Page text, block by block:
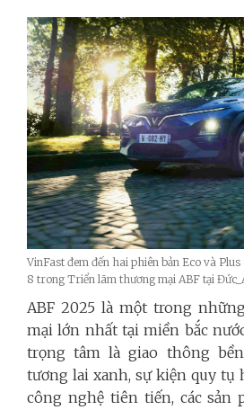
VinFast đem đến hai phiên bản Eco và
8 trong Triển lãm thương mại ABF tại
ABF 2025 là một trong
mại lớn nhất tại miền bắc
trọng tâm là giao thông
tương lai xanh, sự kiện quy tụ
công nghệ tiên tiến, các sản